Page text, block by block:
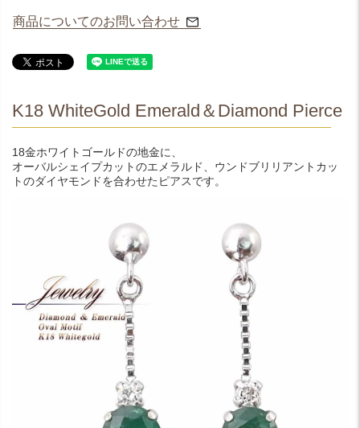
商品についてのお問い合わせ
K18 WhiteGold Emerald＆Diamond Pierce
18金ホワイトゴールドの地金に、
オーバルシェイプカットのエメラルド、ウンドブリリアントカッ
トのダイヤモンドを合わせたピアスです。